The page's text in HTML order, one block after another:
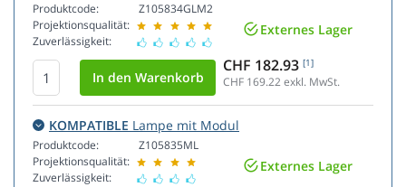
Produktcode:
Projektionsqualität:
Zuverlässigkeit:
Z105834GLM2
Externes Lager
CHF 182.93 [1]
CHF 169.22exkl. MwSt.
KOMPATIBLE Lampe mit Modul
Produktcode:
Projektionsqualität:
Zuverlässigkeit:
Z105835ML
Externes Lager